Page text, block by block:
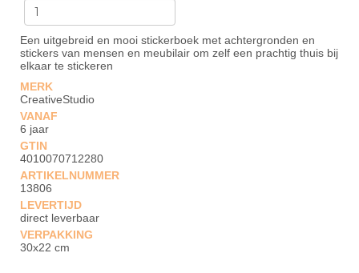
Een uitgebreid en mooi stickerboek met achtergronden en
stickers van mensen en meubilair om zelf een prachtig thuis bij
elkaar te stickeren
MERK
CreativeStudio
VANAF
6 jaar
GTIN
4010070712280
ARTIKELNUMMER
13806
LEVERTIJD
direct leverbaar
VERPAKKING
30x22 cm